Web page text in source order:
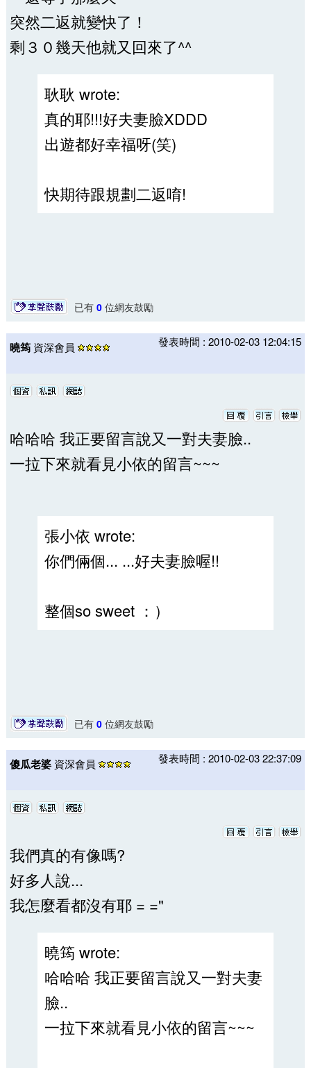
突然二返就變快了！
剩３０幾天他就又回來了^^
耿耿 wrote:
真的耶!!!好夫妻臉XDDD
出遊都好幸福呀(笑)
快期待跟規劃二返唷!
已有 0位網友鼓勵
曉筠 資深會員 發表時間 : 2010-02-03 12:04:15
哈哈哈 我正要留言說又一對夫妻臉..
一拉下來就看見小依的留言~~~
張小依 wrote:
你們倆個... ...好夫妻臉喔!!
整個so sweet ：）
已有 0位網友鼓勵
傻瓜老婆 資深會員 發表時間 : 2010-02-03 22:37:09
我們真的有像嗎?
好多人說...
我怎麼看都沒有耶 = ="
曉筠 wrote:
哈哈哈 我正要留言說又一對夫妻
臉..
一拉下來就看見小依的留言~~~